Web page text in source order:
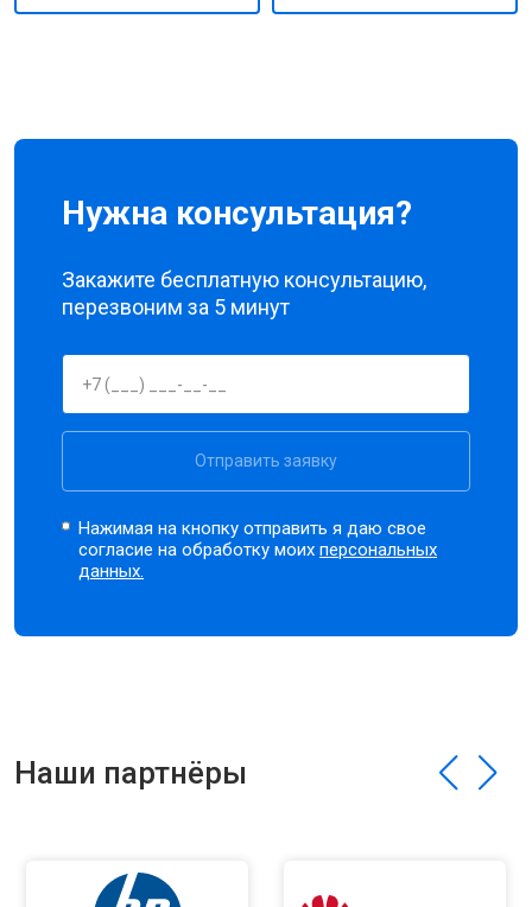
Нужна консультация?
Закажите бесплатную консультацию,
перезвоним за 5 минут
Отправить заявку
Нажимая на кнопку отправить я даю свое
согласие на обработку моихперсональных
данных.
Наши партнёры